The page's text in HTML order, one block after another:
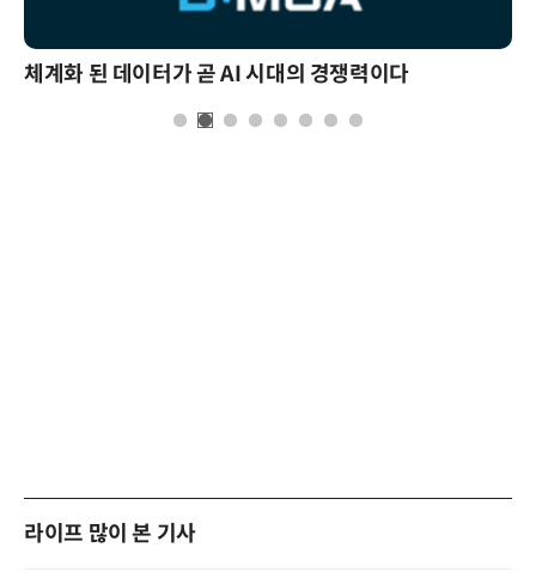
체계화 된 데이터가 곧 AI 시대의 경쟁력이다
라이프 많이 본 기사